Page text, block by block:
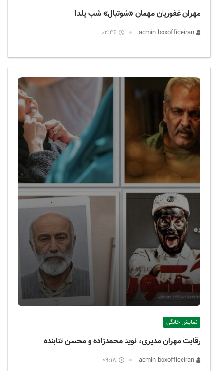
مهران غفوریان مهمان «شوتبال» شب یلدا
02:46
نمایش خانگی
رقابت مهران مدیری، نوید محمدزاده و محسن تنابنده
09:18